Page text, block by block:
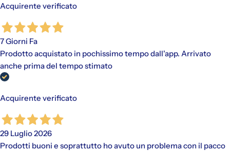
Acquirente verificato
7 Giorni Fa
Prodotto acquistato in pochissimo tempo dall'app. Arrivato
anche prima del tempo stimato
Acquirente verificato
29 Luglio 2026
Prodotti buoni e soprattutto ho avuto un problema con il pacco